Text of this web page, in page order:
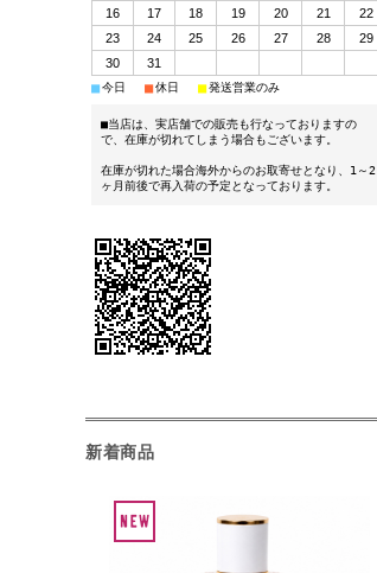
16
17 18 19 20 21
22
23
24 25 26 27 28
29
30
31
■今日 ■休日 ■発送営業のみ
■当店は、実店舗での販売も行なっておりますの
で、在庫が切れてしまう場合もございます。
在庫が切れた場合海外からのお取寄せとなり、1～2
ヶ月前後で再入荷の予定となっております。
新着商品